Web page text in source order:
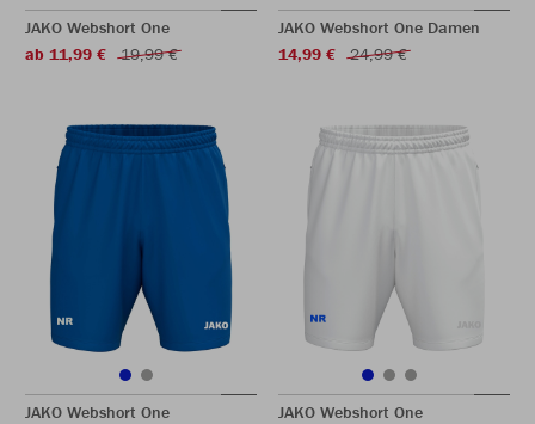
JAKO Webshort One
ab 11,99 €
19,99 €
JAKO Webshort One Damen
14,99 €
24,99 €
JAKO Webshort One
JAKO Webshort One